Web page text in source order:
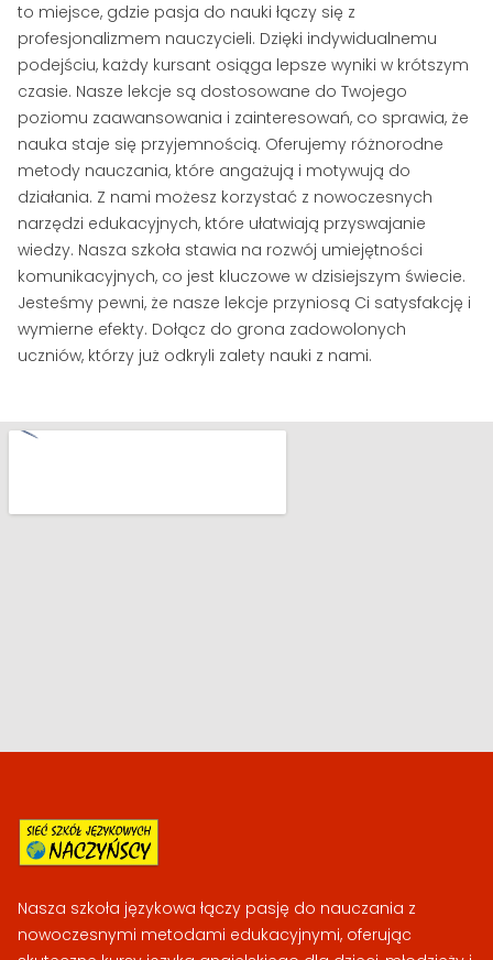
to miejsce, gdzie pasja do nauki łączy się z
profesjonalizmem nauczycieli. Dzięki indywidualnemu
podejściu, każdy kursant osiąga lepsze wyniki w krótszym
czasie. Nasze lekcje są dostosowane do Twojego
poziomu zaawansowania i zainteresowań, co sprawia, że
nauka staje się przyjemnością. Oferujemy różnorodne
metody nauczania, które angażują i motywują do
działania. Z nami możesz korzystać z nowoczesnych
narzędzi edukacyjnych, które ułatwiają przyswajanie
wiedzy. Nasza szkoła stawia na rozwój umiejętności
komunikacyjnych, co jest kluczowe w dzisiejszym świecie.
Jesteśmy pewni, że nasze lekcje przyniosą Ci satysfakcję i
wymierne efekty. Dołącz do grona zadowolonych
uczniów, którzy już odkryli zalety nauki z nami.
Nasza szkoła językowa łączy pasję do nauczania z
nowoczesnymi metodami edukacyjnymi, oferując